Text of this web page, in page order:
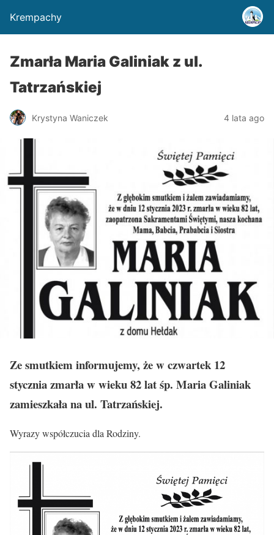
Krempachy
Zmarła Maria Galiniak z ul.
Tatrzańskiej
Krystyna Waniczek 4 lata ago
Ze smutkiem informujemy, że w czwartek 12
stycznia zmarła w wieku 82 lat śp. Maria Galiniak
zamieszkała na ul. Tatrzańskiej.
Wyrazy współczucia dla Rodziny.